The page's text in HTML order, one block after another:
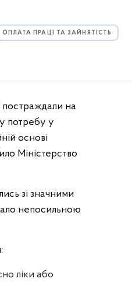
ОПЛАТА ПРАЦІ ТА ЗАЙНЯТІСТЬ
постраждали на
потребу у
основі
Міністерство
зі значними
непосильною
ліки або